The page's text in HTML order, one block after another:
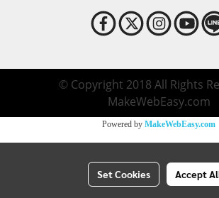
© Copyright 2018 All Rights
MakeWebEasy.com
Powered by MakeWebEasy.com
Set Cookies Accept